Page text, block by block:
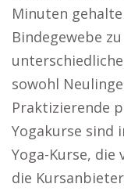
Minuten
Bindegewebe
sowohl
Praktizierende
Yogakurse sind
Yoga-Kurse,
die